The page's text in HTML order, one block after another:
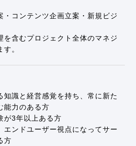
・コンテンツ企画立案・新規ビジ
を含むプロジェクト全体のマネジ
。
知識と経営感覚を持ち、常に新た
能力のある方
が3年以上ある方
エンドユーザー視点になってサー
方